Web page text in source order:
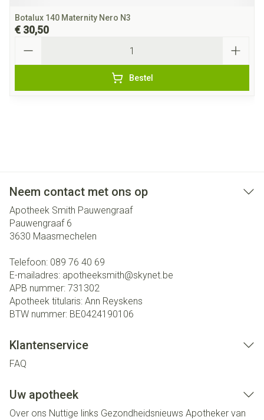
Botalux 140 Maternity Nero N3
€ 30,50
Bestel
Neem contact met ons op
Apotheek Smith Pauwengraaf
Pauwengraaf 6
3630 Maasmechelen
Telefoon: 089 76 40 69
E-mailadres: apotheeksmith@skynet.be
APB nummer: 731302
Apotheek titularis: Ann Reyskens
BTW nummer: BE0424190106
Klantenservice
FAQ
Uw apotheek
Over ons Nuttige links Gezondheidsnieuws Apotheker van